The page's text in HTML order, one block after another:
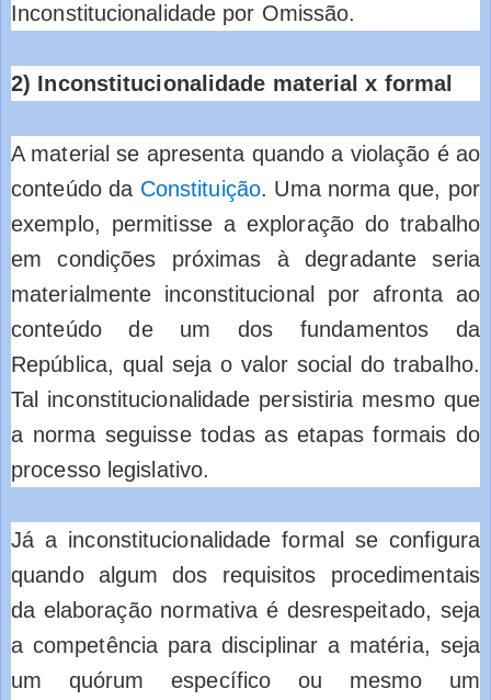
Inconstitucionalidade por Omissão.
2) Inconstitucionalidade material x formal
A material se apresenta quando a violação é ao
conteúdo da Constituição. Uma norma que, por
exemplo, permitisse a exploração do trabalho
em condições próximas à degradante seria
materialmente inconstitucional por afronta ao
conteúdo de um dos fundamentos da
República, qual seja o valor social do trabalho.
Tal inconstitucionalidade persistiria mesmo que
a norma seguisse todas as etapas formais do
processo legislativo.
Já a inconstitucionalidade formal se configura
quando algum dos requisitos procedimentais
da elaboração normativa é desrespeitado, seja
a competência para disciplinar a matéria, seja
um quórum específico ou mesmo um